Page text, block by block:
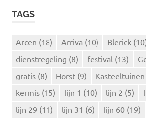
e
TAGS
Arcen (18) Arriva (10) Blerick (10)
dienstregeling (8) festival (13)
gratis (8) Horst (9) Kasteeltuinen
kermis (15) lijn 1 (10) lijn 2 (5)
lijn 29 (11) lijn 31 (6) lijn 60 (19)